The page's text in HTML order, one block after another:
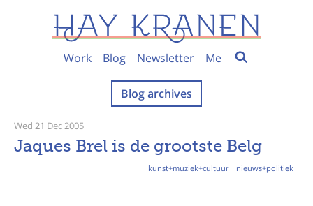
Work Blog Newsletter Me
Blog archives
Wed 21 Dec 2005
Jaques Brel is de grootste Belg
kunst+muziek+cultuur nieuws+politiek